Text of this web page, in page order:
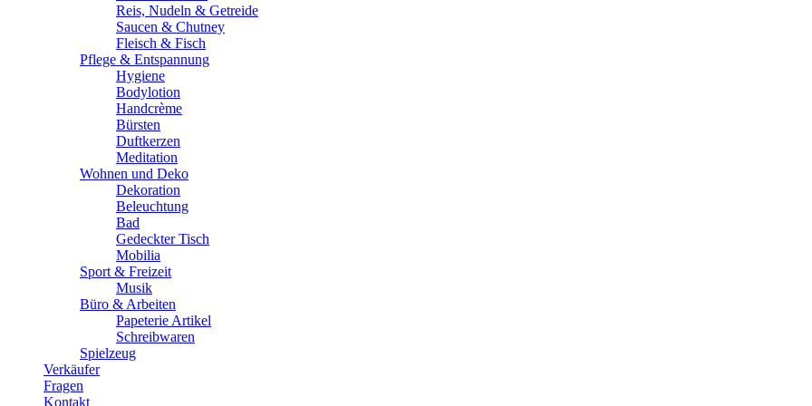
Reis, Nudeln & Getreide
Saucen & Chutney
Fleisch & Fisch
Pflege & Entspannung
Hygiene
Bodylotion
Handcrème
Bürsten
Duftkerzen
Meditation
Wohnen und Deko
Dekoration
Beleuchtung
Bad
Gedeckter Tisch
Mobilia
Sport & Freizeit
Musik
Büro & Arbeiten
Papeterie Artikel
Schreibwaren
Spielzeug
Verkäufer
Fragen
Kontakt